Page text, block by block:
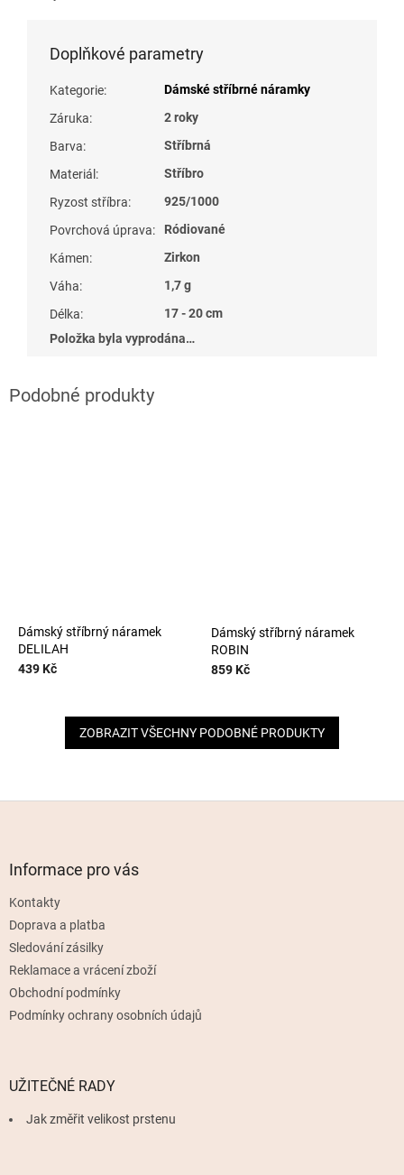
Doplňkové parametry
Kategorie:
Dámské stříbrné náramky
Záruka:
2 roky
Barva:
Stříbrná
Materiál :
Stříbro
Ryzost stříbra:
925/1000
Povrchová úprava:
Ródiované
Kámen:
Zirkon
Váha:
1,7 g
Délka:
17 - 20 cm
Položka byla vyprodána…
Dámský stříbrný náramek
DELILAH
439 Kč
Dámský stříbrný náramek
ROBIN
859 Kč
ZOBRAZIT VŠECHNY PODOBNÉ PRODUKTY
Informace pro vás
Kontakty
Doprava a platba
Sledování zásilky
Reklamace a vrácení zboží
Obchodní podmínky
Podmínky ochrany osobních údajů
UŽITEČNÉ RADY
Jak změřit velikost prstenu